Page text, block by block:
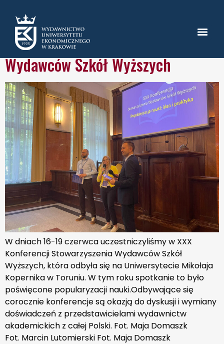
Kategoria:
XXX Konferencja Stowarzyszenia
Wydawców Szkół Wyższych
W dniach 16-19 czerwca uczestniczyliśmy w XXX
Konferencji Stowarzyszenia Wydawców Szkół
Wyższych, która odbyła się na Uniwersytecie Mikołaja
Kopernika w Toruniu. W tym roku spotkanie to było
poświęcone popularyzacji nauki.Odbywające się
corocznie konferencje są okazją do dyskusji i wymiany
doświadczeń z przedstawicielami wydawnictw
akademickich z całej Polski. Fot. Maja Domaszk
Fot. Marcin Lutomierski Fot. Maja Domaszk